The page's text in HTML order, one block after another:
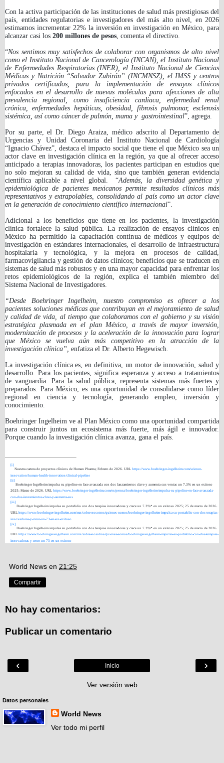
Con la activa participación de las instituciones de salud más prestigiosas del
país, entidades regulatorias e investigadores del más alto nivel, en 2026
estimamos incrementar 22% la inversión en investigación en México, para
alcanzar casi los 200 millones de pesos, comenta el directivo.
“Nos sentimos muy satisfechos de colaborar con organismos de alto nivel
como el Instituto Nacional de Cancerología (INCAN), el Instituto Nacional
de Enfermedades Respiratorias (INER), el Instituto Nacional de Ciencias
Médicas y Nutrición “Salvador Zubirán” (INCMNSZ), el IMSS y centros
privados certificados, para la implementación de ensayos clínicos
enfocados en el desarrollo de nuevas moléculas para afecciones de alta
prevalencia regional, como insuficiencia cardiaca, enfermedad renal
crónica, enfermedades hepáticas, obesidad, fibrosis pulmonar, esclerosis
sistémica, así como cáncer de pulmón, mama y gastrointestinal”, agrega.
Por su parte, el Dr. Diego Araiza, médico adscrito al Departamento de
Urgencias y Unidad Coronaria del Instituto Nacional de Cardiología
“Ignacio Chávez”, destaca el impacto social que tiene el que México sea un
actor clave en investigación clínica en la región, ya que al ofrecer acceso
anticipado a terapias innovadoras, los pacientes participan en estudios que
no solo mejoran su calidad de vida, sino que también generan evidencia
científica aplicable a nivel global. “Además, la diversidad genética y
epidemiológica de pacientes mexicanos permite resultados clínicos más
representativos y extrapolables, consolidando al país como un actor clave
en la generación de conocimiento científico internacional”.
Adicional a los beneficios que tiene en los pacientes, la investigación
clínica fortalece la salud pública. La realización de ensayos clínicos en
México ha permitido la capacitación continua de médicos y equipos de
investigación en estándares internacionales, el desarrollo de infraestructura
hospitalaria y tecnológica, y la mejora en procesos de calidad,
farmacovigilancia y gestión de datos clínicos; beneficios que se traducen en
sistemas de salud más robustos y en una mayor capacidad para enfrentar los
retos epidemiológicos de la región, explica el también miembro del
Sistema Nacional de Investigadores.
“Desde Boehringer Ingelheim, nuestro compromiso es ofrecer a los
pacientes soluciones médicas que contribuyan en el mejoramiento de salud
y calidad de vida, al tiempo que colaboramos con el gobierno y su visión
estratégica plasmada en el plan México, a través de mayor inversión,
modernización de procesos y la aceleración de la innovación para lograr
que México se vuelva aún más competitivo en la atracción de la
investigación clínica”, enfatiza el Dr. Alberto Hegewisch.
La investigación clínica es, en definitiva, un motor de innovación, salud y
desarrollo. Para los pacientes, significa esperanza y acceso a tratamientos
de vanguardia. Para la salud pública, representa sistemas más fuertes y
preparados. Para México, es una oportunidad de consolidarse como líder
regional en ciencia y tecnología, generando empleo, inversión y
conocimiento.
Boehringer Ingelheim ve al Plan México como una oportunidad compartida
para construir juntos un ecosistema más fuerte, más ágil e innovador.
Porque cuando la investigación clínica avanza, gana el país.
[i]
Nuestra cartera de proyectos clínicos de Human Pharma; Febrero de 2026.URLhttps://www.boehringer-ingelheim.com/science-
innovation/human-health-innovation/clinical-pipeline
[ii]
Boehringer Ingelheim impulsa su pipeline en fase avanzada con dos lanzamientos clave y aumenta sus ventas un 7,3% en un exitoso
2025; Marzo de 2026.
URL https://www.boehringer-ingelheim.com/es/prensa/boehringer-ingelheim-impulsa-su-pipeline-en-fase-avanzada-
con-dos-lanzamientos-clave-y-aumenta-sus
[iii]
Boehringer Ingelheim impulsa su portafolio con dos terapias innovadoras y crece un 7.3%* en un exitoso 2025; 25 de marzo de 2026.
URLhttps://www.boehringer-ingelheim.com/mx/sobre-nosotros/quienes-somos/boehringer-ingelheim-impulsa-su-portafolio-con-dos-terapias-
innovadoras-y-crece-un-73-en-un-exitoso
[iv]
Boehringer Ingelheim impulsa su portafolio con dos terapias innovadoras y crece un 7.3%* en un exitoso 2025; 25 de marzo de 2026.
URL https://www.boehringer-ingelheim.com/mx/sobre-nosotros/quienes-somos/boehringer-ingelheim-impulsa-su-portafolio-con-dos-terapias-
innovadoras-y-crece-un-73-en-un-exitoso
World News en 21:25
Compartir
No hay comentarios:
Publicar un comentario
‹ ›
Inicio
Ver versión web
Datos personales
World News
Ver todo mi perfil